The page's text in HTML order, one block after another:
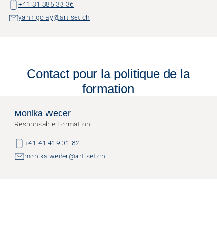
+41 31 385 33 36
yann.golay@artiset.ch
Contact pour la politique de la
formation
Monika Weder
Responsable Formation
+41 41 419 01 82
monika.weder@artiset.ch